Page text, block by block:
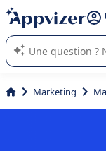
répondre (plusieurs
L'IA de Appvizer
logiciel SaaS en
Marketing